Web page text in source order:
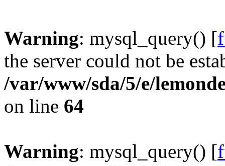
Warning: mysql_query() [
the server could not be
/var/www/sda/5/e/
on line 64
Warning: mysql_query() [